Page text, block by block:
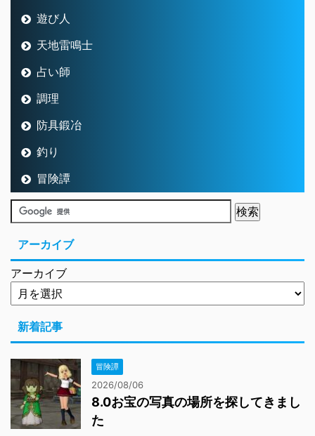
遊び人
天地雷鳴士
占い師
調理
防具鍛冶
釣り
冒険譚
アーカイブ
アーカイブ
新着記事
冒険譚
2026/08/06
8.0お宝の写真の場所を探してきまし
た